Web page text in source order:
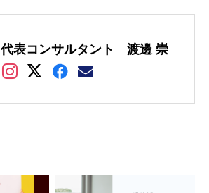
代表コンサルタント 渡邊 崇